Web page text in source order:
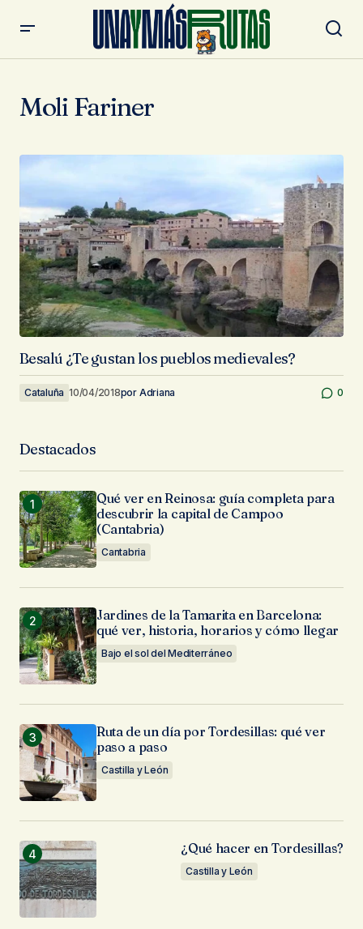
Moli Fariner
Besalú ¿Te gustan los pueblos medievales?
Cataluña 10/04/2018por Adriana 0
Destacados
Qué ver en Reinosa: guía completa para
descubrir la capital de Campoo
(Cantabria)
Cantabria
Jardines de la Tamarita en Barcelona:
qué ver, historia, horarios y cómo llegar
Bajo el sol del Mediterráneo
Ruta de un día por Tordesillas: qué ver
paso a paso
Castilla y León
¿Qué hacer en Tordesillas?
Castilla y León